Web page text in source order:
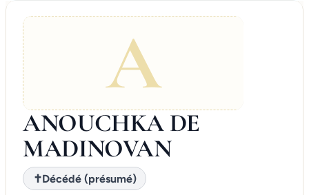
A
ANOUCHKA DE
MADINOVAN
✝Décédé (présumé)